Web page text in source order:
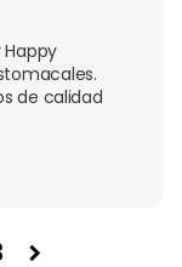
de calidad
chevron_right